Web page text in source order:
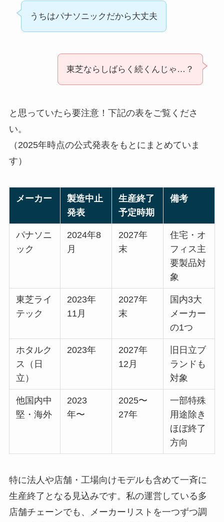
うちはパナソニックだから大丈夫
東芝ならしばらく続くんじゃ…？
と思っていたら要注意！下記の表をご覧くださ
い。
（2025年時点の公式発表をもとにまとめていま
す）
メーカー
製造中止
発表
生産終了
予定時期
備考
パナソニ
ック
2024年8
月
2027年
末
住宅・オ
フィス主
要製品対
象
東芝ライ
テック
2023年
11月
2027年
末
国内3大
メーカー
の1つ
ホタルク
ス（日
立）
2023年
2027年
12月
旧日立ブ
ランドも
対象
他国内中
堅・海外
2023
年〜
2025〜
27年
一部特殊
用途除き
ほぼ終了
方向
特に法人や店舗・工場向けモデルも含めて一斉に
生産終了となる見込みです。私の運営している多
店舗チェーンでも、メーカーリストを一つずつ調